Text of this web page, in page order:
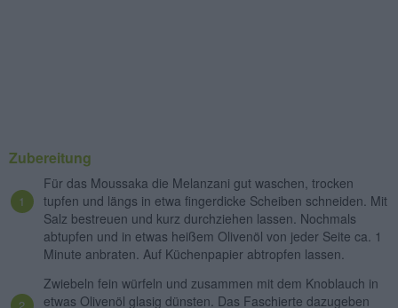
Zubereitung
Für das Moussaka die Melanzani gut waschen, trocken
tupfen und längs in etwa fingerdicke Scheiben schneiden. Mit
Salz bestreuen und kurz durchziehen lassen. Nochmals
abtupfen und in etwas heißem Olivenöl von jeder Seite ca. 1
Minute anbraten. Auf Küchenpapier abtropfen lassen.
Zwiebeln fein würfeln und zusammen mit dem Knoblauch in
etwas Olivenöl glasig dünsten. Das Faschierte dazugeben